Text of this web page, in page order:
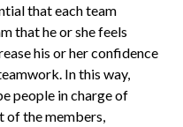
that each team
that he or she feels
his or her confidence
In this way,
people in charge of
of the members,